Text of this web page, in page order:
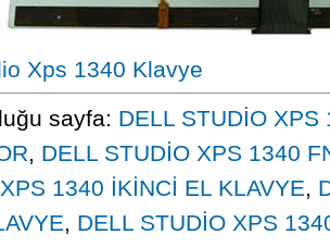
Xps 1340 Klavye
sayfa: DELL STUDİO XPS
, DELL STUDİO XPS 1340
1340 İKİNCİ EL KLAVYE,
, DELL STUDİO XPS